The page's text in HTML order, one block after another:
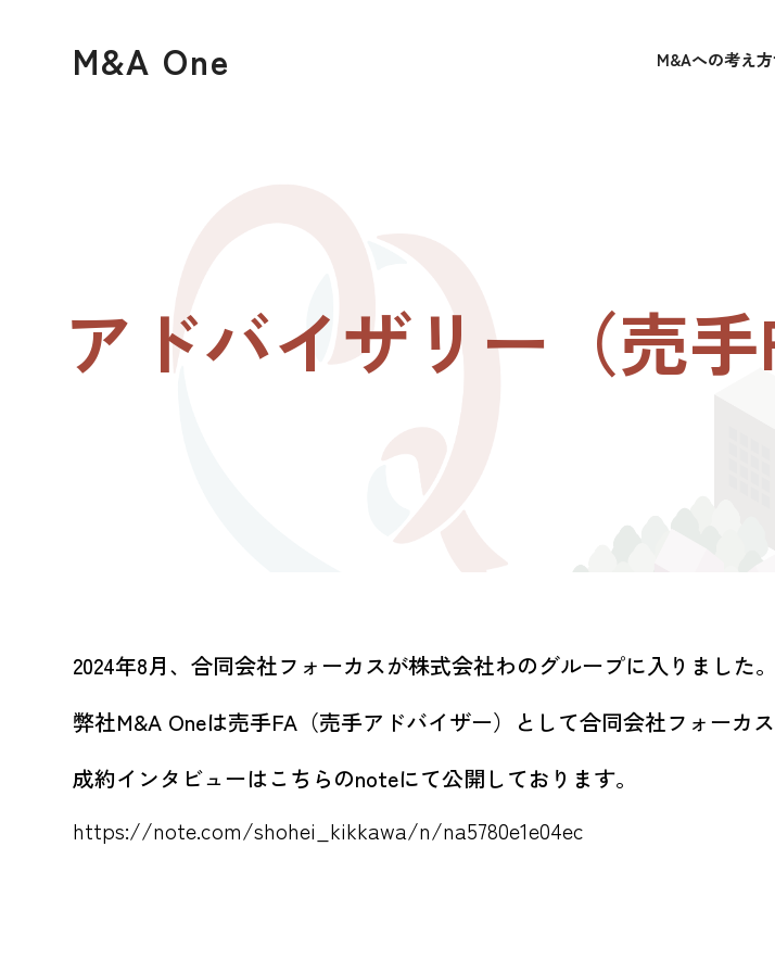
M&A One M&Aへの考え方
アドバイザリー（売手
2024年8月、合同会社フォーカスが株式会社わのグループに入りました。
弊社M&A Oneは売手FA（売手アドバイザー）として合同会社フォーカ
成約インタビューはこちらのnoteにて公開しております。
https://note.com/shohei_kikkawa/n/na5780e1e04ec